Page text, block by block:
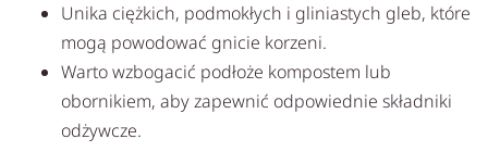
Unika ciężkich, podmokłych i gliniastych gleb, które
mogą powodować gnicie korzeni.
Warto wzbogacić podłoże kompostem lub
obornikiem, aby zapewnić odpowiednie składniki
odżywcze.